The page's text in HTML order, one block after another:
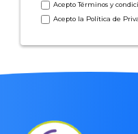
AceptoTérminos y
Acepto la Política de